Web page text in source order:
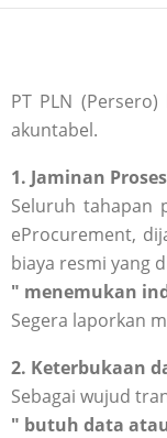
PT PLN
akuntabel.
1. Jaminan
Seluruh tahapan
eProcurement,
biaya resmi yang
" menemukan
Segera laporkan
2. Keterbukaan
Sebagai wujud
" butuh data